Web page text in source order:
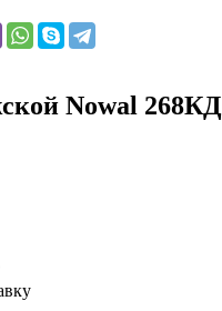
Nowal 268КД